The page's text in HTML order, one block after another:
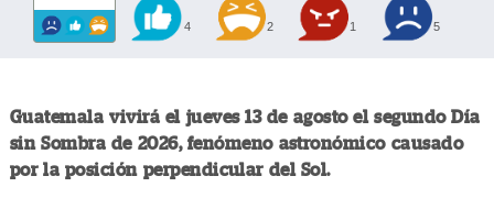
4 2 1 5
Guatemala vivirá el jueves 13 de agosto el segundo Día
sin Sombra de 2026, fenómeno astronómico causado
por la posición perpendicular del Sol.